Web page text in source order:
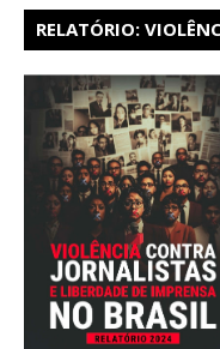
RELATÓRIO: